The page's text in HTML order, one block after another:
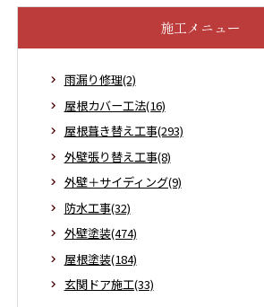
施工メニュー
雨漏り修理(2)
屋根カバー工法(16)
屋根葺き替え工事(293)
外壁張り替え工事(8)
外壁＋サイディング(9)
防水工事(32)
外壁塗装(474)
屋根塗装(184)
玄関ドア施工(33)